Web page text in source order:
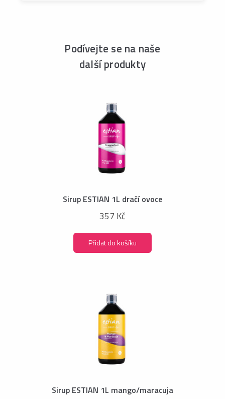
Podívejte se na naše
další produkty
Sirup ESTIAN 1L dračí ovoce
357 Kč
Přidat do košíku
Sirup ESTIAN 1L mango/maracuja